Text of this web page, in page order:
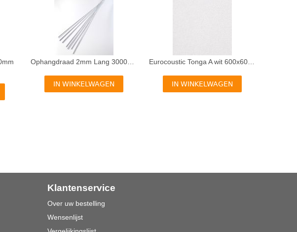
Ophangdraad 2mm Lang 3000mm (100 per pak)
IN WINKELWAGEN
Eurocoustic Tonga A wit 600x600x22 inleg
IN WINKELWAGEN
Klantenservice
Over uw bestelling
Wensenlijst